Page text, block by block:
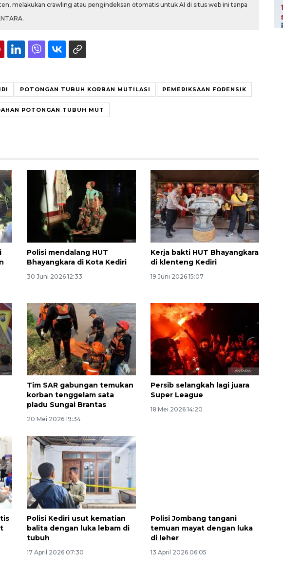
melakukan crawling atau pengindeksan otomatis untuk AI di situs web ini tanpa
POTONGAN TUBUH KORBAN MUTILASI PEMERIKSAAN FORENSIK
POTONGAN TUBUH MUT
Polisi mendalang HUT
Bhayangkara di Kota Kediri
30 Juni 2026 12:33
Kerja bakti HUT Bhayangkara
di klenteng Kediri
19 Juni 2026 15:07
Tim SAR gabungan temukan
korban tenggelam sata
pladu Sungai Brantas
20 Mei 2026 19:34
Persib selangkah lagi juara
Super League
18 Mei 2026 14:20
Polisi Kediri usut kematian
balita dengan luka lebam di
tubuh
17 April 2026 07:30
Polisi Jombang tangani
temuan mayat dengan luka
di leher
13 April 2026 06:05
Ekonomi triwulan II-2026
tumbuh 5,29 persen